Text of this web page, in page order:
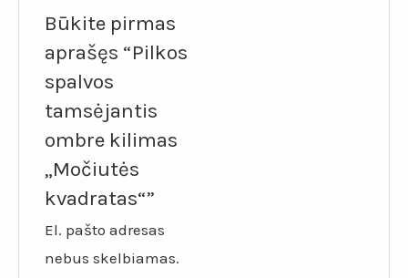
Būkite pirmas
aprašęs “Pilkos
spalvos
tamsėjantis
ombre kilimas
„Močiutės
kvadratas“”
El. pašto adresas
nebus skelbiamas.